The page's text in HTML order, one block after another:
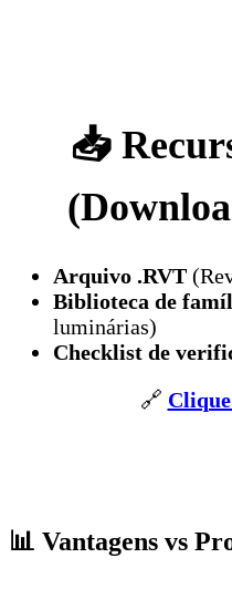
📥
Arquivo .RVT
Biblioteca de
luminárias)
Checklist de
🔗
📊 Vantagens vs